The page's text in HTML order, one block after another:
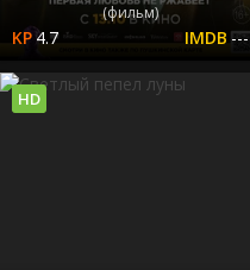
(фильм)
4.7 ---
HD